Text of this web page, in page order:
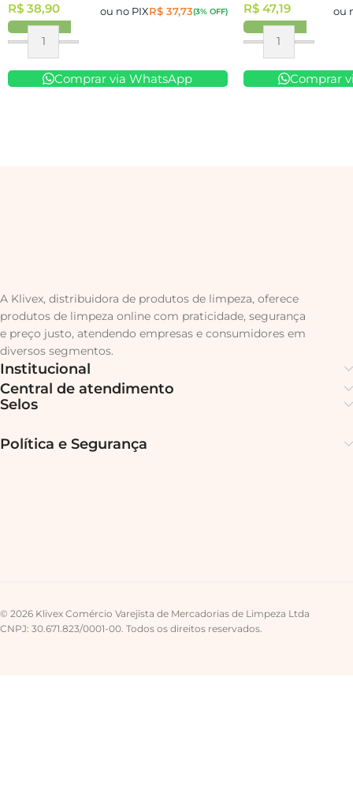
R$ 38,90 ou no PIXR$37,73(3% OFF)
Comprar via WhatsApp
R$47,19 ou
Comprar
A Klivex, distribuidora de produtos de limpeza, oferece
produtos de limpeza online com praticidade, segurança
e preço justo, atendendo empresas e consumidores em
diversos segmentos.
Institucional
Central de atendimento
Selos
Política e Segurança
© 2026 Klivex Comércio Varejista de Mercadorias de Limpeza Ltda
CNPJ: 30.671.823/0001-00. Todos os direitos reservados.